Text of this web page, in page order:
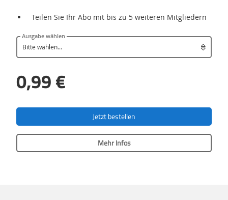
Teilen Sie Ihr Abo mit bis zu 5 weiteren Mitgliedern
Ausgabe wählen
0,99 €
Jetzt bestellen
Mehr Infos